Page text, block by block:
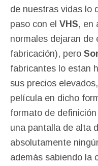
de nuestras vidas lo
paso con el VHS, en
normales dejaran de
fabricación), pero
fabricantes lo estan
sus precios
película en dicho
formato de
una pantalla de alta
absolutamente
además sabiendo la